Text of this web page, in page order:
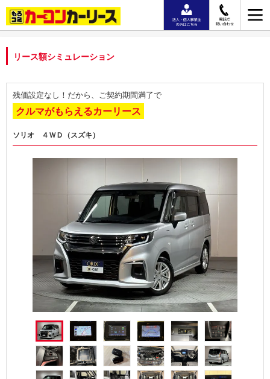
リース額シミュレーション
残価設定なし！だから、ご契約期間満了で
クルマがもらえるカーリース
ソリオ ４ＷＤ（スズキ）